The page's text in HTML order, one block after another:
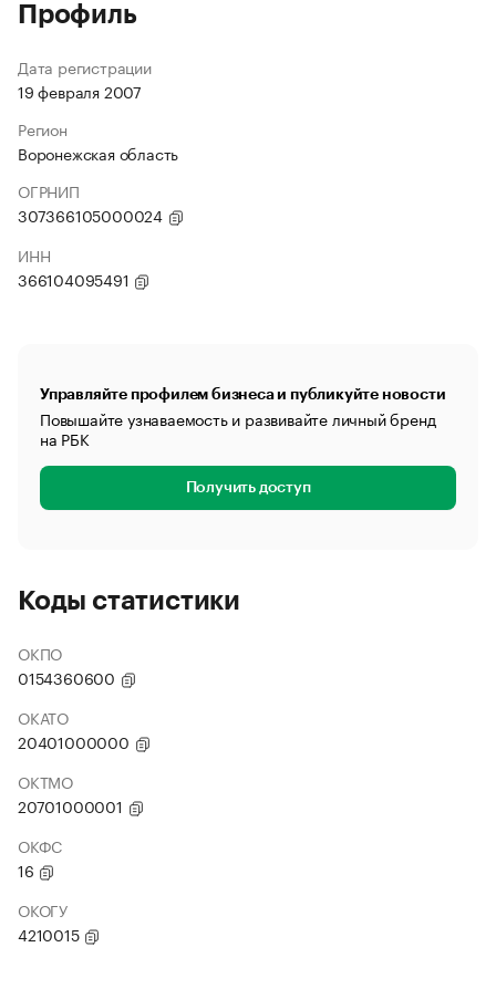
Профиль
Дата регистрации
19 февраля 2007
Регион
Воронежская область
ОГРНИП
307366105000024
ИНН
366104095491
Управляйте профилем бизнеса и публикуйте новости
Повышайте узнаваемость и развивайте личный бренд
на РБК
Получить доступ
Коды статистики
ОКПО
0154360600
ОКАТО
20401000000
ОКТМО
20701000001
ОКФС
16
ОКОГУ
4210015